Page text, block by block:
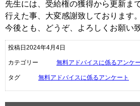
先生には、受給権の獲得から更新ま
行えた事、大変感謝致しております。
今後とも、どうぞ、よろしくお願い
投稿日2024年4月4日
カテゴリー 無料アドバイスに係るアンケ
タグ 無料アドバイスに係るアンケート